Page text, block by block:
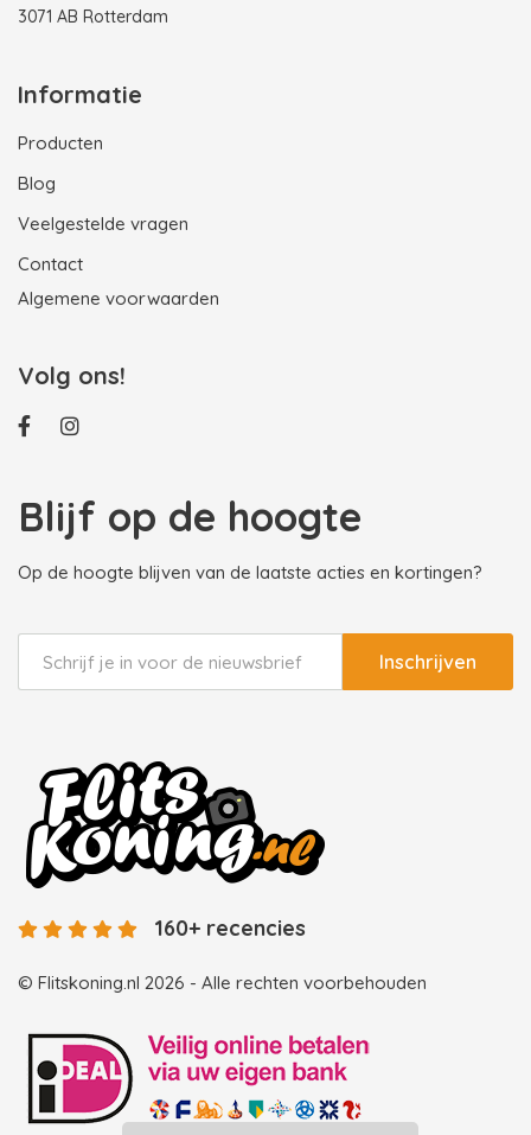
3071 AB Rotterdam
Informatie
Producten
Blog
Veelgestelde vragen
Contact
Algemene voorwaarden
Volg ons!
Blijf op de hoogte
Op de hoogte blijven van de laatste acties en kortingen?
Inschrijven
© Flitskoning.nl 2026 - Alle rechten voorbehouden
160+ recencies